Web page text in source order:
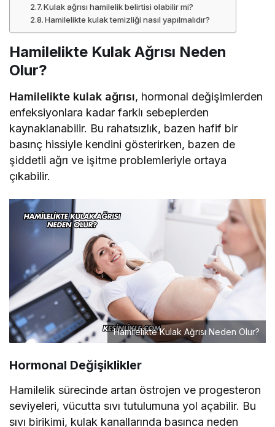
Kulak ağrısı hamilelik belirtisi olabilir mi?
Hamilelikte kulak temizliği nasıl yapılmalıdır?
Hamilelikte Kulak Ağrısı Neden
Olur?
Hamilelikte kulak ağrısı, hormonal değişimlerden
enfeksiyonlara kadar farklı sebeplerden
kaynaklanabilir. Bu rahatsızlık, bazen hafif bir
basınç hissiyle kendini gösterirken, bazen de
şiddetli ağrı ve işitme problemleriyle ortaya
çıkabilir.
Hamilelikte Kulak Ağrısı Neden Olur?
Hormonal Değişiklikler
Hamilelik sürecinde artan östrojen ve progesteron
seviyeleri, vücutta sıvı tutulumuna yol açabilir. Bu
sıvı birikimi, kulak kanallarında basınca neden